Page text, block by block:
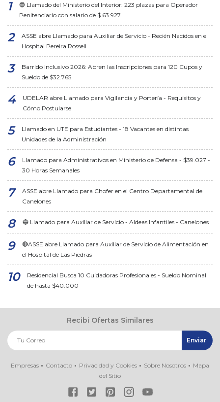
🔵 Llamado del Ministerio del Interior: 223 plazas para Operador
Penitenciario con salario de $ 63.927
ASSE abre Llamado para Auxiliar de Servicio - Recién Nacidos en el
Hospital Pereira Rossell
Barrido Inclusivo 2026: Abren las Inscripciones para 120 Cupos y
Sueldo de $32.765
UDELAR abre Llamado para Vigilancia y Portería - Requisitos y
Cómo Postularse
Llamado en UTE para Estudiantes - 18 Vacantes en distintas
Unidades de la Administración
Llamado para Administrativos en Ministerio de Defensa - $39.027 -
30 Horas Semanales
ASSE abre Llamado para Chofer en el Centro Departamental de
Canelones
🔵 Llamado para Auxiliar de Servicio - Aldeas Infantiles - Canelones
🔴ASSE abre Llamado para Auxiliar de Servicio de Alimentación en
el Hospital de Las Piedras
Residencial Busca 10 Cuidadoras Profesionales - Sueldo Nominal
de hasta $40.000
Recibi Ofertas Similares
Empresas Contacto Privacidad y Cookies Sobre Nosotros
Mapa
del Sitio